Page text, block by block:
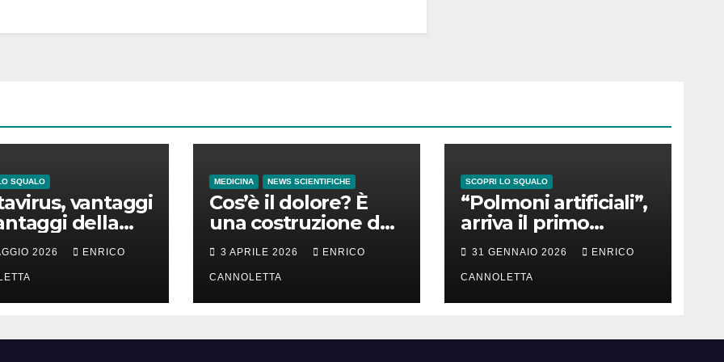
SQUALO
vantaggi
della
incubazione
2026 ENRICO
MEDICINA NEWS SCIENTIFICHE
Cos’è il dolore? È
una costruzione del
cervello
3 APRILE 2026 ENRICO
CANNOLETTA
SCOPRI LO SQUALO
“Polmoni artificiali”,
arriva il primo
successo
31 GENNAIO 2026 ENRICO
CANNOLETTA